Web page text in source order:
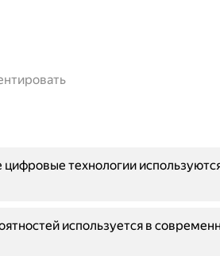
технологии
используется в